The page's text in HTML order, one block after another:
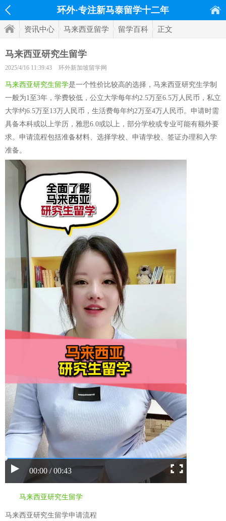
环外·专注新马泰留学十二年
资讯中心 马来西亚留学 留学百科 正文
马来西亚研究生留学
2025/4/16 11:39:43 环外新加坡留学网
马来西亚研究生留学是一个性价比较高的选择，马来西亚研究生学制
一般为1至3年，学费较低，公立大学每年约2.5万至6.5万人民币，私立
大学约6.5万至13万人民币，生活费每年约2万至4万人民币。申请时需
具备本科或以上学历，雅思6.0或以上，部分学校或专业可能有额外要
求。申请流程包括准备材料、选择学校、申请学校、签证办理和入学
准备。
00:00 / 00:43
马来西亚研究生留学
马来西亚研究生留学申请流程